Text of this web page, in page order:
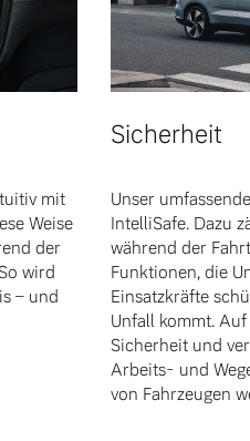
mit
Weise
der
wird
– und
Sicherheit
Unser
IntelliSafe. Dazu
während der
Funktionen, die
Einsatzkräfte
Unfall kommt.
Sicherheit und
Arbeits- und
von Fahrzeugen